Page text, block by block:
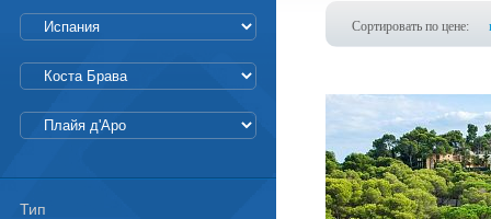
Сортировать по цене:
Тип